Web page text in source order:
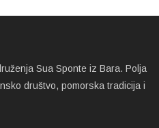
Sua Sponte iz Bara. Polja
društvo, pomorska tradicija i